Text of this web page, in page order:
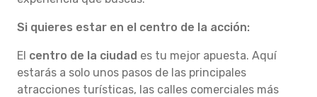
Si quieres estar en el centro de la acción:
El centro de la ciudad es tu mejor apuesta. Aquí
estarás a solo unos pasos de las principales
atracciones turísticas, las calles comerciales más